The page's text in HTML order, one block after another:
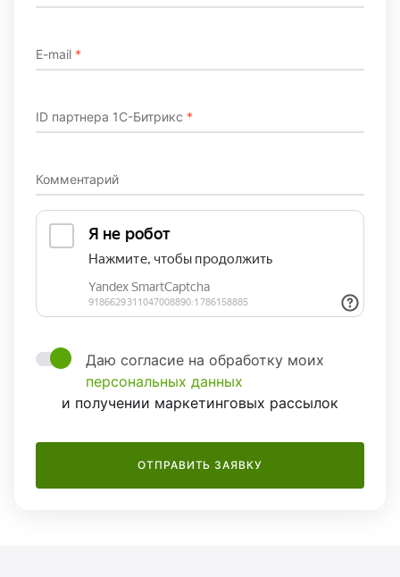
E-mail *
ID партнера 1С-Битрикс *
Комментарий
Даю согласие на обработку моих
персональных данных
и получении маркетинговых рассылок
ОТПРАВИТЬ ЗАЯВКУ